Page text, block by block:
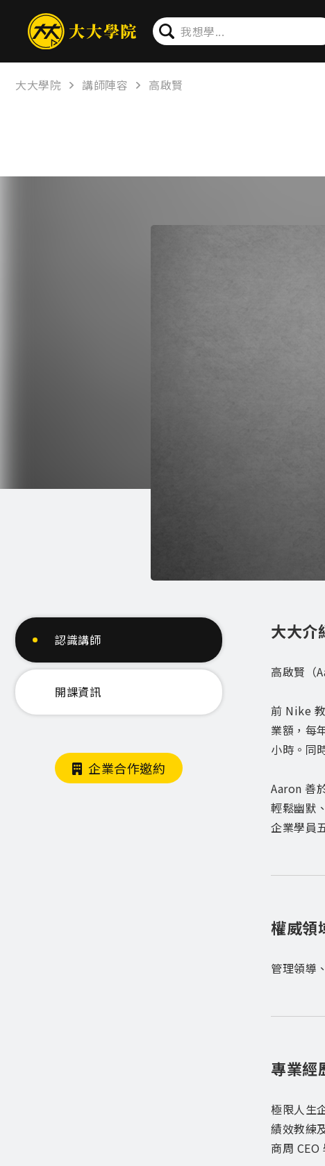
大大學院 講師陣容 高啟賢
認識講師
開課資訊
企業合作邀約
大大介
高啟賢（
前 Nike
業額，每
小時。同
Aaron 善
輕鬆幽默
企業學員
權威領
管理領導
專業經
極限人生
績效教練
商周